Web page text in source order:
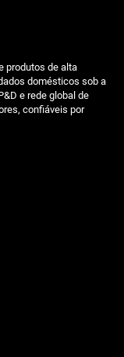
produtos de alta
domésticos sob a
e rede global de
confiáveis por